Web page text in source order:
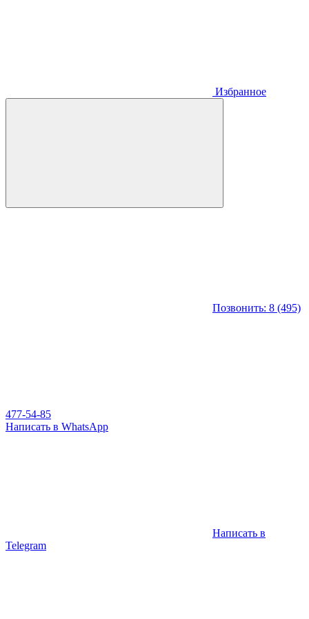
Избранное
Позвонить: 8 (495)
477-54-85
Написать в WhatsApp
Написать в
Telegram